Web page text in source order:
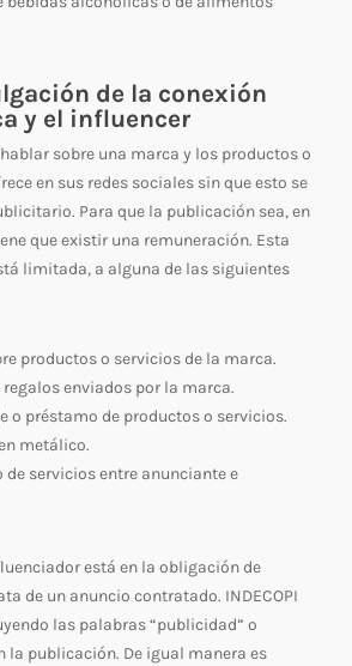
de la conexión
y el influencer
sobre una marca y los productos o
en sus redes sociales sin que esto se
Para que la publicación sea, en
que existir una remuneración. Esta
limitada, a alguna de las siguientes
productos o servicios de la marca.
regalos enviados por la marca.
o préstamo de productos o servicios.
metálico.
de servicios entre anunciante e
está en la obligación de
de un anuncio contratado. INDECOPI
las palabras “publicidad” o
la publicación. De igual manera es